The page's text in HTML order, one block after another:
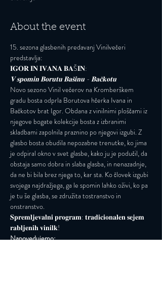
About the event
15. sezona glasbenih predavanj Vinilvečeri
predstavlja:
𝐈𝐆𝐎𝐑 𝐈𝐍 𝐈𝐕𝐀𝐍𝐀 𝐁𝐀Š𝐈𝐍:
𝐕 𝐬𝐩𝐨𝐦𝐢𝐧 𝐁𝐨𝐫𝐮𝐭𝐮 𝐁𝐚𝐬̌𝐢𝐧𝐮 - 𝐁𝐚𝐜̌𝐤𝐨𝐭𝐮
Novo sezono Vinil večerov na Kromberškem
gradu bosta odprla Borutova hčerka Ivana in
Bačkotov brat Igor. Obdana z vinilnimi ploščami iz
njegove bogate kolekcije bosta z izbranimi
skladbami zapolnila praznino po njegovi izgubi. Z
glasbo bosta obudila nepozabne trenutke, ko jima
je odpiral okno v svet glasbe, kako ju je podučil, da
obstaja samo dobra in slaba glasba, in nenazadnje,
da ne bi bila brez njega to, kar sta. Ko človek izgubi
svojega najdražjega, ga le spomin lahko oživi, ko pa
je tu še glasba, se združita tostranstvo in
onstranstvo.
𝐒𝐩𝐫𝐞𝐦𝐥𝐣𝐞𝐯𝐚𝐥𝐧𝐢 𝐩𝐫𝐨𝐠𝐫𝐚𝐦: 𝐭𝐫𝐚𝐝𝐢𝐜𝐢𝐨𝐧𝐚𝐥𝐞𝐧 𝐬𝐞𝐣𝐞𝐦
𝐫𝐚𝐛𝐥𝐣𝐞𝐧𝐢𝐡 𝐯𝐢𝐧𝐢𝐥𝐤!
Napovedujemo: